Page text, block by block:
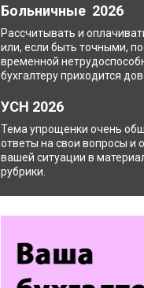
Больничные 2026
Рассчитывать и
или, если быть точными,
временной
бухгалтеру приходится
УСН 2026
Тема упрощенки очень
ответы на свои вопросы и
вашей ситуации в
рубрики.